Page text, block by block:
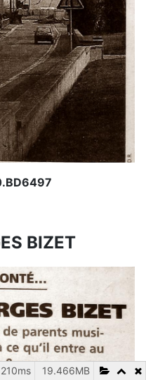
BIZET
19.466MB
210ms